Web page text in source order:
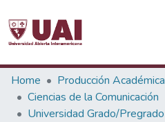
Statistics
Communities & Collections
Home
Producción Académica
Ciencias de la Comunicación
Universidad Grado/Pregrado